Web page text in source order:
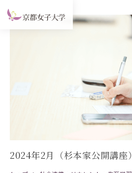
2024年2月（杉本家公開講座）